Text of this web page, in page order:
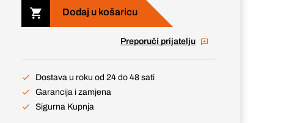
Dodaj u košaricu
Preporuči prijatelju
Dostava u roku od 24 do 48 sati
Garancija i zamjena
Sigurna Kupnja